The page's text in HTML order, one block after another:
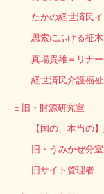
たかの経世済民
思索にふける柾木
真場貴雄＝リナー
経世済民介護福
E 旧・財源研究室
【国の、本当の
旧・うみかぜ分室
旧サイト管理者